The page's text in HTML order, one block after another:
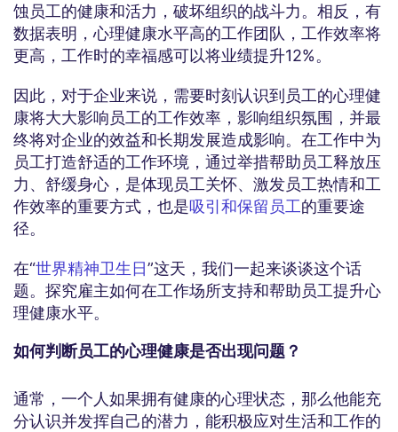
蚀员工的健康和活力，破坏组织的战斗力。相反，有
数据表明，心理健康水平高的工作团队，工作效率将
更高，工作时的幸福感可以将业绩提升12%。
因此，对于企业来说，需要时刻认识到员工的心理健
康将大大影响员工的工作效率，影响组织氛围，并最
终将对企业的效益和长期发展造成影响。在工作中为
员工打造舒适的工作环境，通过举措帮助员工释放压
力、舒缓身心，是体现员工关怀、激发员工热情和工
作效率的重要方式，也是吸引和保留员工的重要途
径。
在“世界精神卫生日”这天，我们一起来谈谈这个话
题。探究雇主如何在工作场所支持和帮助员工提升心
理健康水平。
如何判断员工的心理健康是否出现问题？
通常，一个人如果拥有健康的心理状态，那么他能充
分认识并发挥自己的潜力，能积极应对生活和工作的